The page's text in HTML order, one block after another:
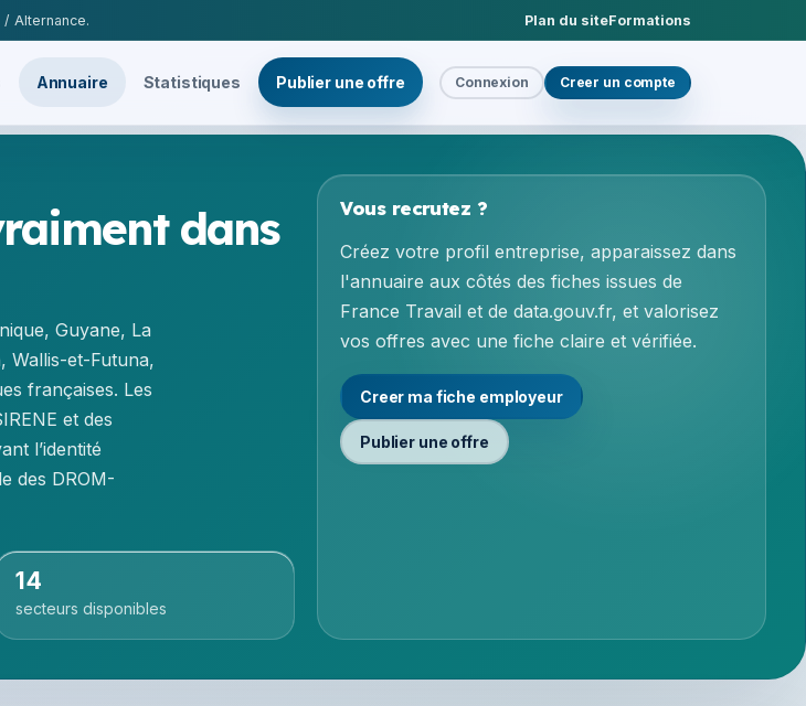
Alternance. Plan du siteFormations
Annuaire Statistiques Publier une offre Connexion Creer un compte
dans
Guyane, La
Wallis-et-Futuna,
françaises. Les
et des
l’identité
des DROM-
14
secteurs disponibles
Vous recrutez ?
Créez votre profil entreprise, apparaissez dans
l'annuaire aux côtés des fiches issues de
France Travail et de data.gouv.fr, et valorisez
vos offres avec une fiche claire et vérifiée.
Creer ma fiche employeur
Publier une offre